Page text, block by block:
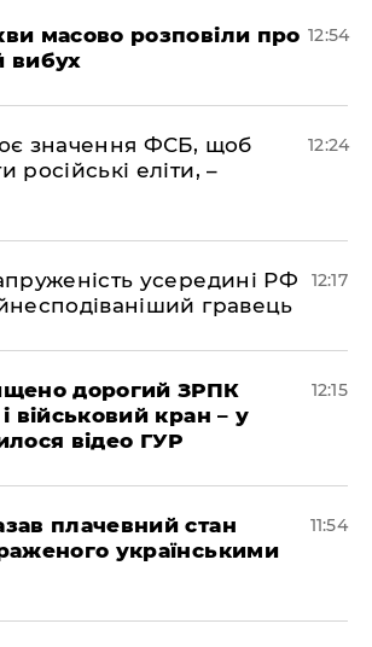
масово розповіли про
вибух
12:54
значення ФСБ, щоб
російські еліти, –
12:24
усередині РФ
гравець
12:17
дорогий ЗРПК
військовий кран – у
відео ГУР
12:15
плачевний стан
українськими
11:54